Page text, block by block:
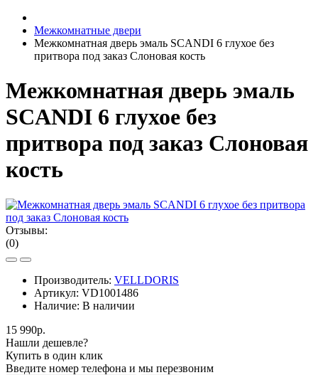
Межкомнатные двери
Межкомнатная дверь эмаль SCANDI 6 глухое без
притвора под заказ Слоновая кость
Межкомнатная дверь эмаль
SCANDI 6 глухое без
притвора под заказ Слоновая
кость
Отзывы:
(0)
Производитель: VELLDORIS
Артикул: VD1001486
Наличие: В наличии
15 990р.
Нашли дешевле?
Купить в один клик
Введите номер телефона и мы перезвоним